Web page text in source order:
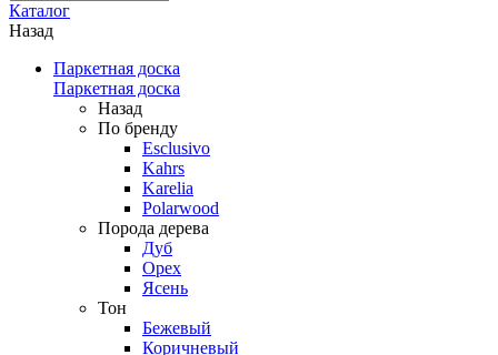
Каталог
Назад
Паркетная доска
Паркетная доска
Назад
По бренду
Esclusivo
Kahrs
Karelia
Polarwood
Порода дерева
Дуб
Орех
Ясень
Тон
Бежевый
Коричневый